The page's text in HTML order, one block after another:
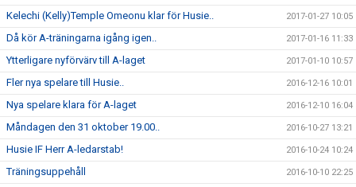
Kelechi (Kelly)Temple Omeonu klar för Husie.. 2017-01-27 10:05
Då kör A-träningarna igång igen.. 2017-01-16 11:33
Ytterligare nyförvärv till A-laget 2017-01-10 10:57
Fler nya spelare till Husie.. 2016-12-16 10:01
Nya spelare klara för A-laget 2016-12-10 16:04
Måndagen den 31 oktober 19.00.. 2016-10-27 13:21
Husie IF Herr A-ledarstab! 2016-10-24 10:24
Träningsuppehåll 2016-10-10 22:25